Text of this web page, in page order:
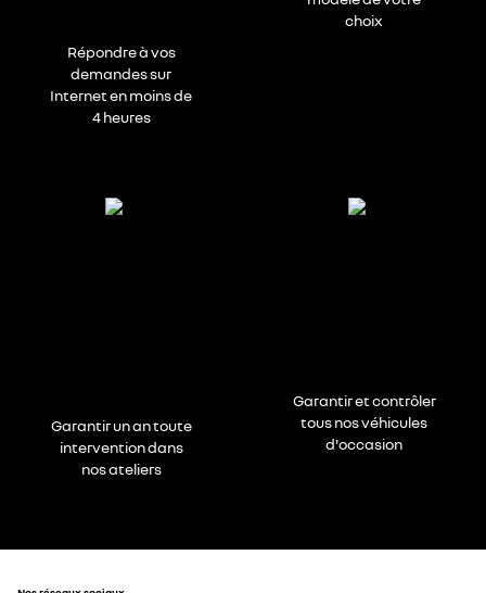
Répondre à vos
demandes sur
Internet en moins de
4 heures
choix
Garantir un an toute
intervention dans
nos ateliers
Garantir et contrôler
tous nos véhicules
d'occasion